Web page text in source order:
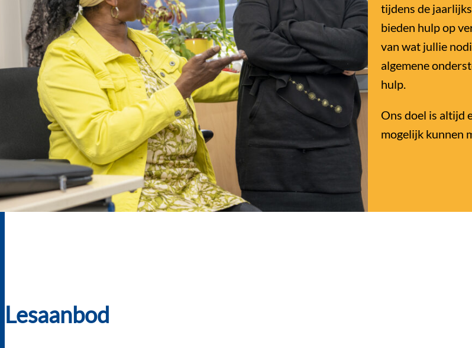
tijdens de
bieden hulp op
van wat jullie
algemene
hulp.
Ons doel is altijd
mogelijk kunnen
Lesaanbod